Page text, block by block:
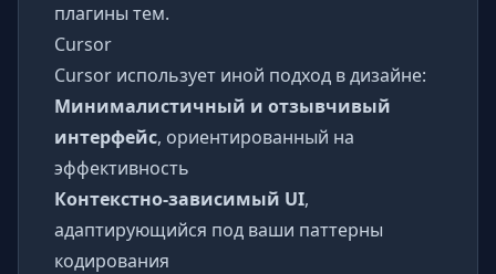
плагины тем.
Cursor
Cursor использует иной подход в дизайне:
Минималистичный и отзывчивый
интерфейс, ориентированный на
эффективность
Контекстно-зависимый UI,
адаптирующийся под ваши паттерны
кодирования